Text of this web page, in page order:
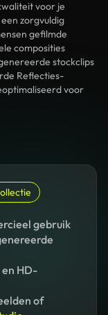
voor je
zorgvuldig
gefilmde
composities
stockclips
Reflecties-
voor
gebruik
HD-
of